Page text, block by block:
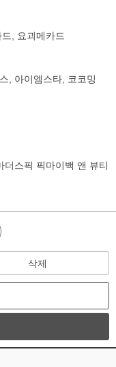
, 요괴메카드
, 아이엠스타, 코코밍
스픽 픽마이백 앤 뷰티
삭제